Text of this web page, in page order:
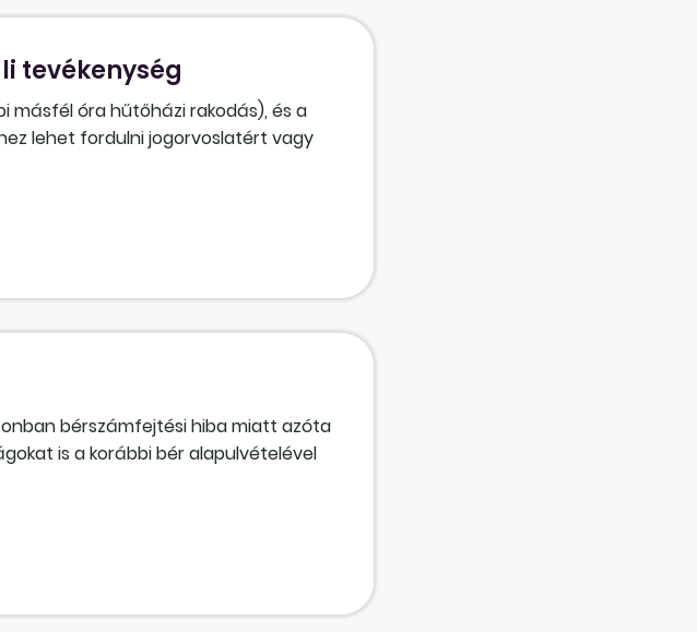
tevékenység
másfél óra hűtőházi rakodás), és a
lehet fordulni jogorvoslatért vagy
raktározás), aminek része a
bérszámfejtési hiba miatt azóta
is a korábbi bér alapulvételével
járjon el?